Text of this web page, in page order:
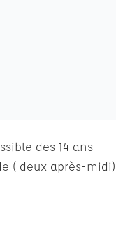
des 14 ans
( deux après-midi)